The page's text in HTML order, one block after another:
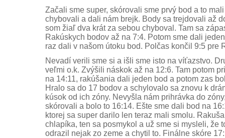
Začali sme super, skórovali sme prvý bod a to
chybovali a dali nám brejk. Body sa trejdovali až
som žiaľ dva krát za sebou chyboval. Tam sa
Rakúskych bodov až na 7:4. Potom sme dali
raz dali v našom útoku bod. Polčas končil 9:5 pre
Nevadí verili sme si a išli sme isto na víťazstvo.
veľmi o.k. Zvýšili náskok až na 12:6. Tam potom
na 14:11, rakúšania dali jeden bod a potom zas
Hralo sa do 17 bodov a schylovalo sa znovu k
kúsok od ich zóny. Nevyšla nám prihrávka do
skórovali a bolo to 16:14. Ešte sme dali bod na
ktorej sa super darilo len teraz mali smolu.
chlapíka, ten sa posmykol a už sme si mysleli, že
odrazil nejak zo zeme a chytil to. Finálne skóre